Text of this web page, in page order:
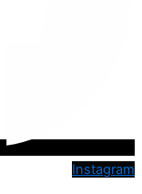
Instagram